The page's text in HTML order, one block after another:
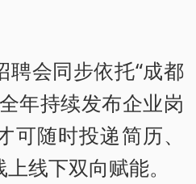
聘会同步依托“成都
年持续发布企业岗
随时投递简历、
线下双向赋能。